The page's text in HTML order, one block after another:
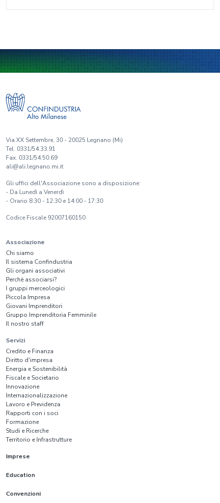
Via XX Settembre, 30 - 20025 Legnano (Mi)
Tel. 0331/54.33.91
Fax. 0331/54.50.69
ali@ali.legnano.mi.it
Gli uffici dell'Associazione sono a disposizione:
- Da Lunedì a Venerdì
- Orario 8:30 - 12:30 e 14:00 - 17:30
Codice Fiscale 92007160150
Associazione
Chi siamo
Il sistema Confindustria
Gli organi associativi
Perchè associarsi?
I gruppi merceologici
Piccola Impresa
Giovani Imprenditori
Gruppo Imprenditoria Femminile
Il nostro staff
Servizi
Credito e Finanza
Diritto d'impresa
Energia e Sostenibilità
Fiscale e Societario
Innovazione
Internazionalizzazione
Lavoro e Previdenza
Rapporti con i soci
Formazione
Studi e Ricerche
Territorio e Infrastrutture
Imprese
Education
Convenzioni